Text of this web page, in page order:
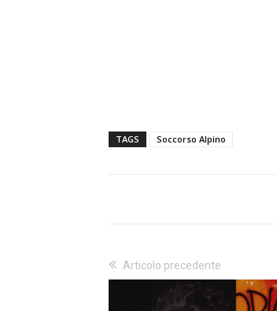
TAGS Soccorso Alpino
Articolo precedente